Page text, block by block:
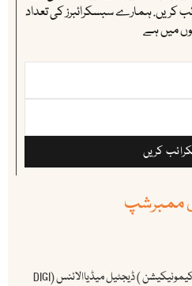
کریں. ہمارے سبسکرائبرز کی تعداد
میں ہے
کریں
ممبرشپ
آئی بی سی ( انڈس براڈ کاسٹ اینڈ کیمونیکیشن ) ڈیجٹیل میڈیاالائنس (DIGI